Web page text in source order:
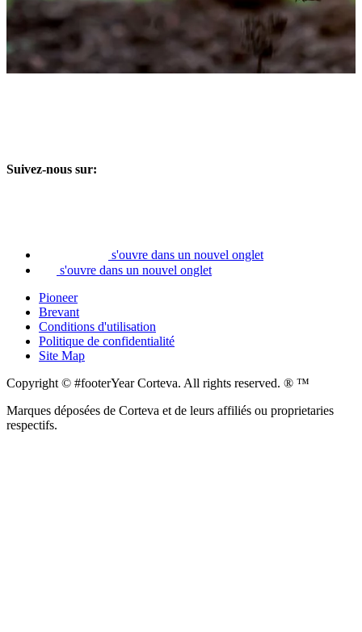
Suivez-nous sur:
s'ouvre dans un nouvel onglet
s'ouvre dans un nouvel onglet
Pioneer
Brevant
Conditions d'utilisation
Politique de confidentialité
Site Map
Copyright © #footerYear Corteva. All rights reserved. ® ™
Marques déposées de Corteva et de leurs affiliés ou proprietaries
respectifs.